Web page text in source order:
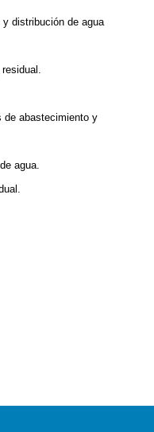
distribución de agua
de abastecimiento y
agua.